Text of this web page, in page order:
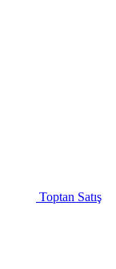
Toptan Satış